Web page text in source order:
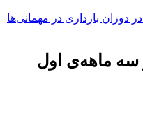
دوران بارداری در مهمانی‌ها
سه ماهه‌ی اول